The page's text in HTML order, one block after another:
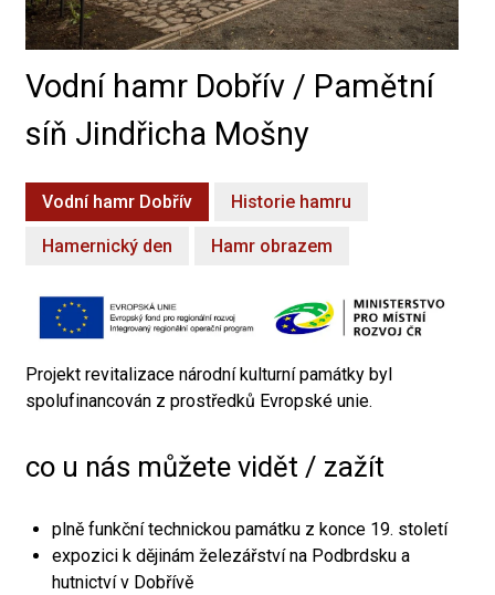
Vodní hamr Dobřív / Pamětní
síň Jindřicha Mošny
Vodní hamr Dobřív Historie hamru
Hamernický den Hamr obrazem
Projekt revitalizace národní kulturní památky byl
spolufinancován z prostředků Evropské unie.
co u nás můžete vidět / zažít
plně funkční technickou památku z konce 19. století
expozici k dějinám železářství na Podbrdsku a
hutnictví v Dobřívě